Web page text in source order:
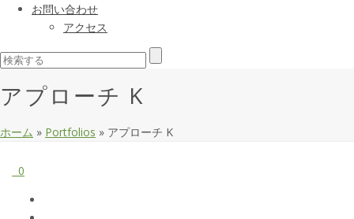
お問い合わせ
アクセス
アプローチ K
ホーム » Portfolios » アプローチ K
0